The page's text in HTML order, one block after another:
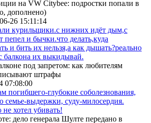
на VW Citybee: подростки попали в
дополнено)
26 15:11:14
курильщики.с нижних идёт дым,с
пепел и бычки.что делать,куда
и бить их нельзя,а как дышать?реально
балкона их выкидывай.
под запретом: как любителям
штрафы
07:08:00
погибшего-глубокие соболезнования,
семье-выдержки, суду-милосердия.
хотел убивать!
дело генерала Шулте передано в